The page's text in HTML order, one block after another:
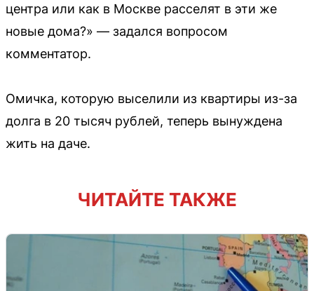
центра или как в Москве расселят в эти же
новые дома?» — задался вопросом
комментатор.
Омичка, которую выселили из квартиры из-за
долга в 20 тысяч рублей, теперь вынуждена
жить на даче.
ЧИТАЙТЕ ТАКЖЕ